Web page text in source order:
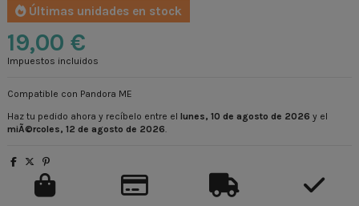
Últimas unidades en stock
19,00 €
Impuestos incluidos
Compatible con Pandora ME
Haz tu pedido ahora y recíbelo entre el lunes, 10 de agosto de 2026 y el
miÃ©rcoles, 12 de agosto de 2026